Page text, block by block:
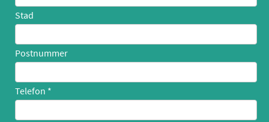
Stad
Postnummer
Telefon